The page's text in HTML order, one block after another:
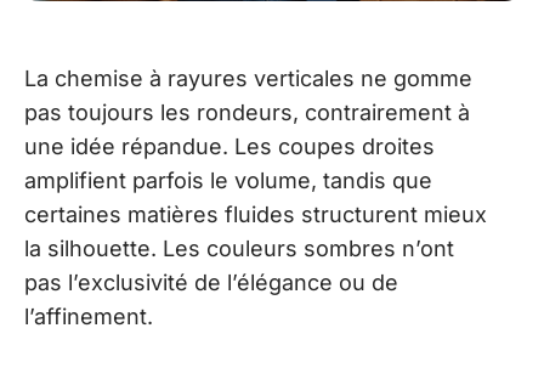
La chemise à rayures verticales ne gomme
pas toujours les rondeurs, contrairement à
une idée répandue. Les coupes droites
amplifient parfois le volume, tandis que
certaines matières fluides structurent mieux
la silhouette. Les couleurs sombres n’ont
pas l’exclusivité de l’élégance ou de
l’affinement.